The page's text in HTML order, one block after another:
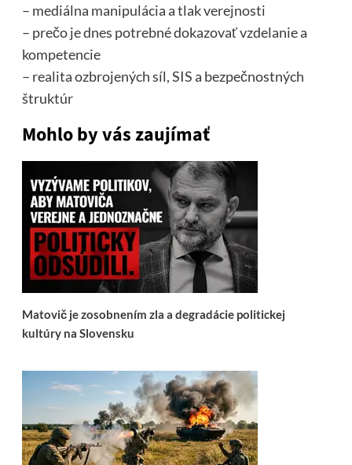
– mediálna manipulácia a tlak verejnosti
– prečo je dnes potrebné dokazovať vzdelanie a
kompetencie
– realita ozbrojených síl, SIS a bezpečnostných
štruktúr
Mohlo by vás zaujímať
Matovič je zosobnením zla a degradácie politickej
kultúry na Slovensku